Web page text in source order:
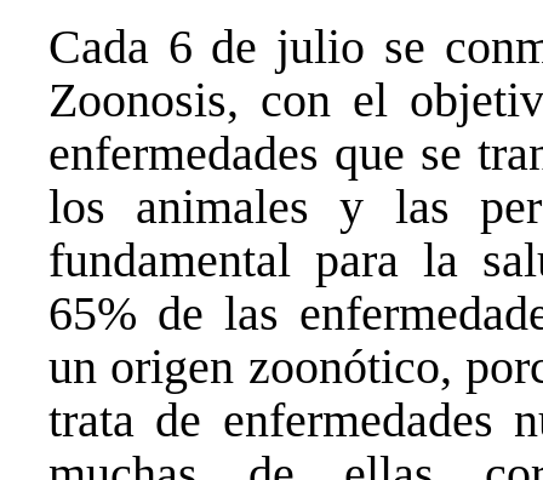
Cada 6 de julio se
Zoonosis, con el
enfermedades que se
los animales y las
fundamental para la
65% de las
un origen zoonótico,
trata de enfermedades